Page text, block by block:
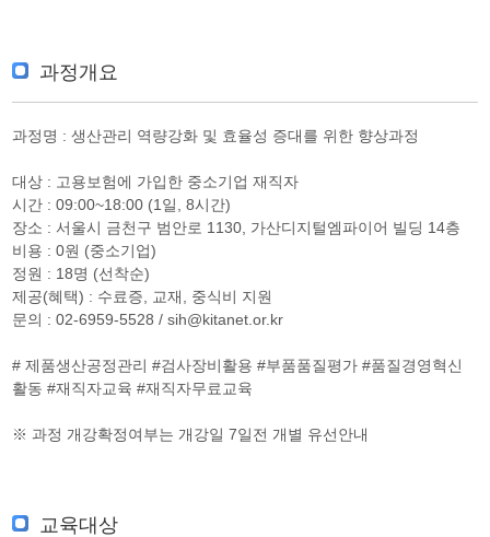
과정개요
과정명 : 생산관리 역량강화 및 효율성 증대를 위한 향상과정
대상 : 고용보험에 가입한 중소기업 재직자
시간 : 09:00~18:00 (1일, 8시간)
장소 : 서울시 금천구 범안로 1130, 가산디지털엠파이어 빌딩 14층
비용 : 0원 (중소기업)
정원 : 18명 (선착순)
제공(혜택) : 수료증, 교재, 중식비 지원
문의 : 02-6959-5528 / sih@kitanet.or.kr
# 제품생산공정관리 #검사장비활용 #부품품질평가 #품질경영혁신
활동 #재직자교육 #재직자무료교육
※ 과정 개강확정여부는 개강일 7일전 개별 유선안내
교육대상